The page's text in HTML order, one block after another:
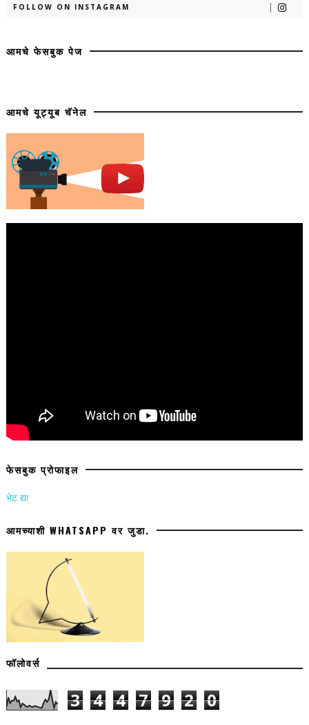
FOLLOW ON INSTAGRAM
आमचे फेसबुक पेज
आमचे यूट्यूब चॅनेल
फेसबुक प्रोफाइल
भेट द्या
आमच्याशी WHATSAPP वर जुडा.
फॉलोवर्स
3 4 4 7 9 2 0